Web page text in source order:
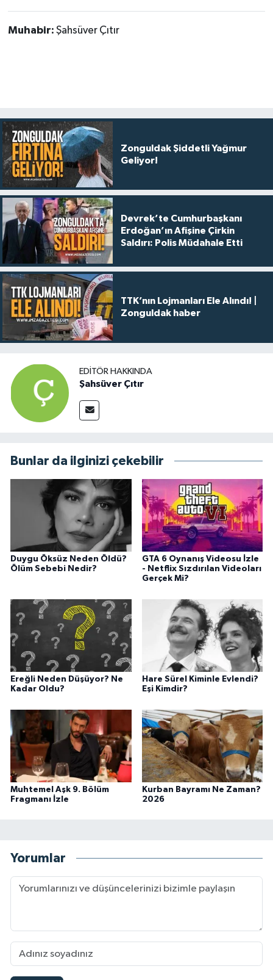
Muhabir: Şahsüver Çıtır
Zonguldak Şiddetli Yağmur
Geliyor!
Devrek’te Cumhurbaşkanı
Erdoğan’ın Afişine Çirkin
Saldırı: Polis Müdahale Etti
TTK’nın Lojmanları Ele Alındı! |
Zonguldak haber
EDITÖR HAKKINDA
Şahsüver Çıtır
Bunlar da ilginizi çekebilir
Duygu Öksüz Neden Öldü?
Ölüm Sebebi Nedir?
GTA 6 Oynanış Videosu İzle
- Netflix Sızdırılan Videoları
Gerçek Mi?
Ereğli Neden Düşüyor? Ne
Kadar Oldu?
Hare Sürel Kiminle Evlendi?
Eşi Kimdir?
Muhtemel Aşk 9. Bölüm
Fragmanı İzle
Kurban Bayramı Ne Zaman?
2026
Yorumlar